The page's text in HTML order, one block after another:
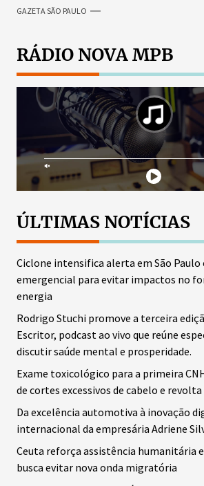
GAZETA SÃO PAULO
RÁDIO NOVA MPB
ÚLTIMAS NOTÍCIAS
Ciclone intensifica alerta em São
emergencial para evitar impactos no
energia
Rodrigo Stuchi promove a terceira
Escritor, podcast ao vivo que reúne
discutir saúde mental e prosperidade.
Exame toxicológico para a primeira
de cortes excessivos de cabelo e
Da excelência automotiva à inovação
internacional da empresária Adriene
Ceuta reforça assistência humanitária
busca evitar nova onda migratória